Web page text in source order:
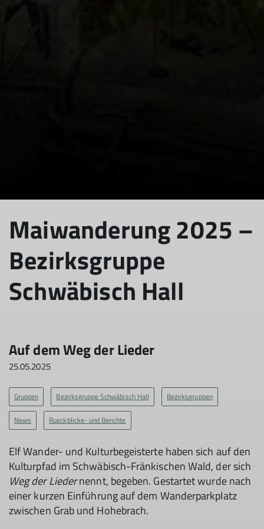
Maiwanderung 2025 –
Bezirksgruppe
Schwäbisch Hall
Auf dem Weg der Lieder
25.05.2025
Gruppen Bezirksgruppe Schwäbisch Hall Bezirksgruppen
News Rueckblicke- und Berichte
Elf Wander- und Kulturbegeisterte haben sich auf den
Kulturpfad im Schwäbisch-Fränkischen Wald, der sich
Weg der Liedernennt, begeben. Gestartet wurde nach
einer kurzen Einführung auf dem Wanderparkplatz
zwischen Grab und Hohebrach.